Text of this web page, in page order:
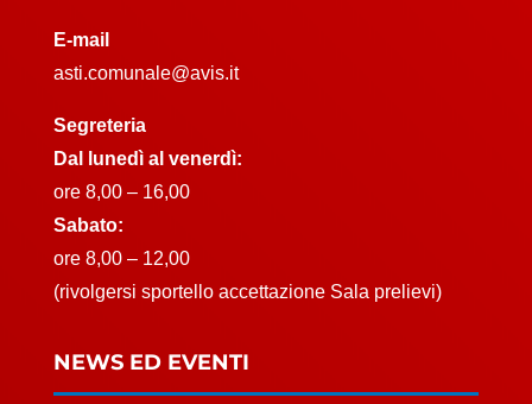
E-mail
asti.comunale@avis.it
Segreteria
Dal lunedì al venerdì:
ore 8,00 – 16,00
Sabato:
ore 8,00 – 12,00
(rivolgersi sportello accettazione Sala prelievi)
NEWS ED EVENTI